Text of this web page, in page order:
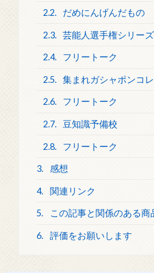
2.2. だめにんげんだもの
2.3. 芸能人選手権シリーズ
2.4. フリートーク
2.5. 集まれガシャポンコ
2.6. フリートーク
2.7. 豆知識予備校
2.8. フリートーク
3. 感想
4. 関連リンク
5. この記事と関係のある商
6. 評価をお願いします